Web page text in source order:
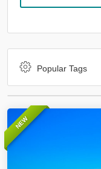
Popular Tags
NEW